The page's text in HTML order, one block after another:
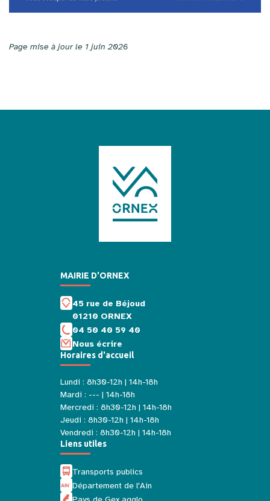
Page mise à jour le 1 juin 2026
MAIRIE D'ORNEX
45 rue de Béjoud
01210 ORNEX
04 50 40 59 40
Nous écrire
Horaires d'accueil
Lundi : 8h30-12h | 14h-18h
Mardi : --- | 14h-18h
Mercredi : 8h30-12h | 14h-18h
Jeudi : 8h30-12h | 14h-18h
Vendredi : 8h30-12h | 14h-18h
Liens utiles
Transports publics
Département de l'Ain